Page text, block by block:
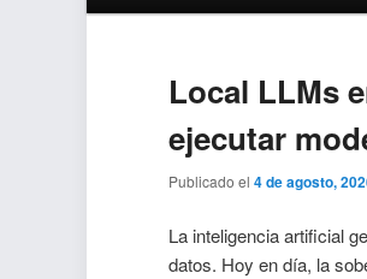
Local LLMs
ejecutar
Publicado el4 de agosto,
La inteligencia artificial
datos. Hoy en día, la